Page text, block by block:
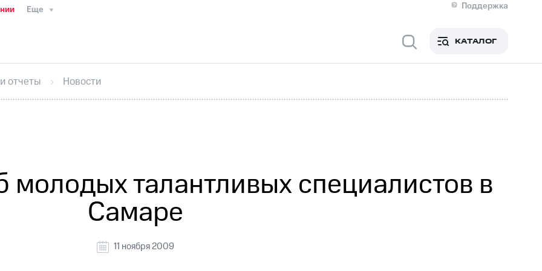
Еще
Поддержка
Медиа-центр
ИнтервьюФинансовая отчетностьКонтактыНовости в регионе
секретарьРаскрытие информации
кабинет акционераАкционерный капиталКонтроль и аудитРынок акций
КАТАЛОГ
отчеты Новости
талантливых специалистов в
Самаре
11 ноября 2009